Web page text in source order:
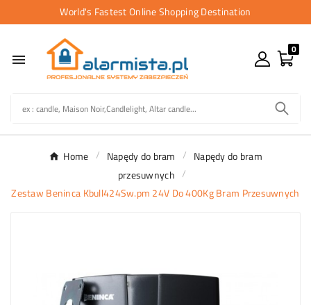
World's Fastest Online Shopping Destination

0
Home Napędy do bram
Napędy do bram
przesuwnych
Zestaw Beninca Kbull424Sw.pm 24V Do 400Kg Bram Przesuwnych